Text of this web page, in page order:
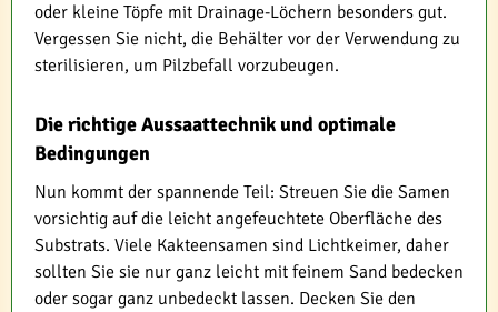
oder kleine Töpfe mit Drainage-Löchern besonders gut.
Vergessen Sie nicht, die Behälter vor der Verwendung zu
sterilisieren, um Pilzbefall vorzubeugen.
Die richtige Aussaattechnik und optimale
Bedingungen
Nun kommt der spannende Teil: Streuen Sie die Samen
vorsichtig auf die leicht angefeuchtete Oberfläche des
Substrats. Viele Kakteensamen sind Lichtkeimer, daher
sollten Sie sie nur ganz leicht mit feinem Sand bedecken
oder sogar ganz unbedeckt lassen. Decken Sie den